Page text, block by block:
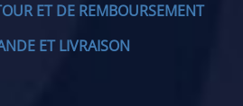
ET DE REMBOURSEMENT
ET LIVRAISON